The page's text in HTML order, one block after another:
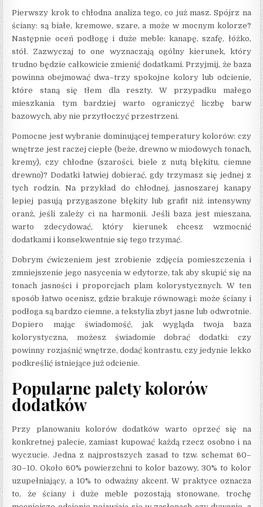
Pierwszy krok to chłodna analiza tego, co już masz. Spójrz na
ściany: są białe, kremowe, szare, a może w mocnym kolorze?
Następnie oceń podłogę i duże meble: kanapę, szafę, łóżko,
stół. Zazwyczaj to one wyznaczają ogólny kierunek, który
trudno będzie całkowicie zmienić dodatkami. Przyjmij, że baza
powinna obejmować dwa–trzy spokojne kolory lub odcienie,
które staną się tłem dla reszty. W przypadku małego
mieszkania tym bardziej warto ograniczyć liczbę barw
bazowych, aby nie przytłoczyć przestrzeni.
Pomocne jest wybranie dominującej temperatury kolorów: czy
wnętrze jest raczej ciepłe (beże, drewno w miodowych tonach,
kremy), czy chłodne (szarości, biele z nutą błękitu, ciemne
drewno)? Dodatki łatwiej dobierać, gdy trzymasz się jednej z
tych rodzin. Na przykład do chłodnej, jasnoszarej kanapy
lepiej pasują przygaszone błękity lub grafit niż intensywny
oranż, jeśli zależy ci na harmonii. Jeśli baza jest mieszana,
warto zdecydować, który kierunek chcesz wzmocnić
dodatkami i konsekwentnie się tego trzymać.
Dobrym ćwiczeniem jest zrobienie zdjęcia pomieszczenia i
zmniejszenie jego nasycenia w edytorze, tak aby skupić się na
tonach jasności i proporcjach plam kolorystycznych. W ten
sposób łatwo ocenisz, gdzie brakuje równowagi: może ściany i
podłoga są bardzo ciemne, a tekstylia zbyt jasne lub odwrotnie.
Dopiero mając świadomość, jak wygląda twoja baza
kolorystyczna, możesz świadomie dobrać dodatki: czy
powinny rozjaśnić wnętrze, dodać kontrastu, czy jedynie lekko
podkreślić istniejące już odcienie.
Popularne palety kolorów
dodatków
Przy planowaniu kolorów dodatków warto oprzeć się na
konkretnej palecie, zamiast kupować każdą rzecz osobno i na
wyczucie. Jedna z najprostszych zasad to tzw. schemat 60–
30–10. Około 60% powierzchni to kolor bazowy, 30% to kolor
uzupełniający, a 10% to odważny akcent. W praktyce oznacza
to, że ściany i duże meble pozostają stonowane, trochę